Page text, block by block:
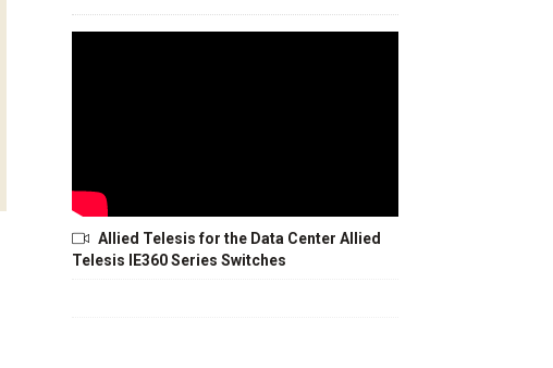
Allied Telesis for the Data Center Allied
Telesis IE360 Series Switches